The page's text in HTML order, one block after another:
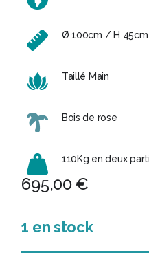
Ø 100cm / H 45cm
Taillé Main
Bois de rose
110Kg en deux
695,00€
1 en stock